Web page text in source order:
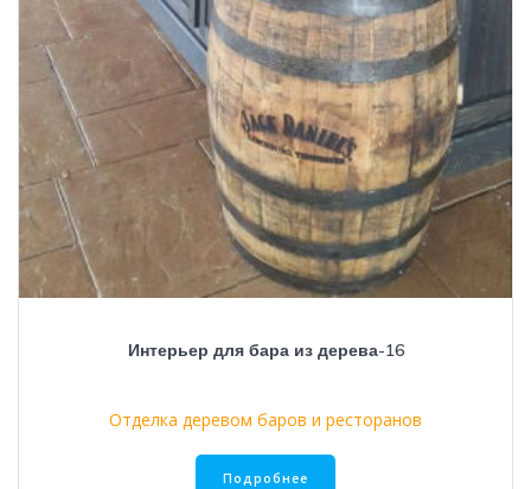
Интерьер для бара из дерева-16
Отделка деревом баров и ресторанов
Подробнее